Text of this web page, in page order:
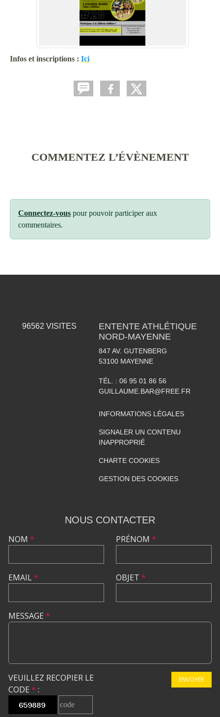
Infos et inscriptions : Ici
COMMENTEZ L’ÉVÈNEMENT
Connectez-vous pour pouvoir participer aux
commentaires.
96562 VISITES
ENTENTE ATHLÉTIQUE
NORD-MAYENNE
847 AV. GUTENBERG
53100 MAYENNE
TÉL. : 06 95 01 86 56
GUILLAUME.BAR@FREE.FR
INFORMATIONS LÉGALES
SIGNALER UN CONTENU
INAPPROPRIÉ
CHARTE COOKIES
GESTION DES COOKIES
NOUS CONTACTER
NOM *
EMAIL*
PRÉNOM *
OBJET *
MESSAGE *
VEUILLEZ RECOPIER LE
CODE * :
ENVOYER